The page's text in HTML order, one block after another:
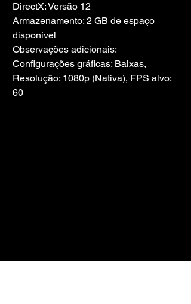
DirectX: Versão 12
Armazenamento: 2 GB de espaço
disponível
Observações adicionais:
Configurações gráficas: Baixas,
Resolução: 1080p (Nativa), FPS alvo:
60